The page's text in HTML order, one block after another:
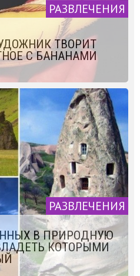
РАЗВЛЕЧЕНИЯ
ТВОРИТ
С БАНАНАМИ
РАЗВЛЕЧЕНИЯ
В ПРИРОДНУЮ
КОТОРЫМИ